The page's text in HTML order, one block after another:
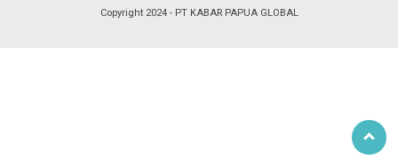
Copyright 2024 - PT KABAR PAPUA GLOBAL